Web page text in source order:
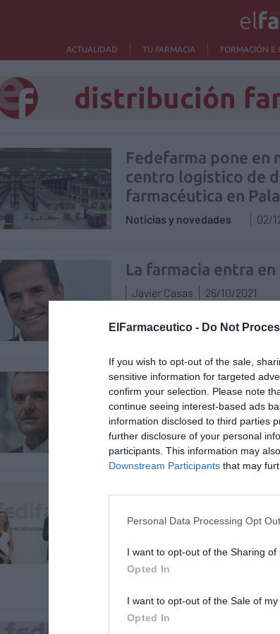
ElFarmaceutico - Do Not
If you wish to opt-out of the sale,
sensitive information for targeted
confirm your selection. Please note
continue seeing interest-based ads
information disclosed to third parties
further disclosure of your personal
participants. This information may
Downstream Participants that may
Personal Data Processing Opt
I want to opt-out of the Sharing of
Opted In
I want to opt-out of the Sale of my
Opted In
ACTUALIDAD TU FARMACIA FORMACIÓN E
distribución
Fedefarma pone en
centro logístico de
farmacéutica en
Noticias y novedades 02/
La farmacia entra en
Javier Casas 26/10/2021
Retos para una
Enrique Ayuso 22/09/2021
FEDIFAR y ANEFP
cooperación entre
distribución y
autocuidado